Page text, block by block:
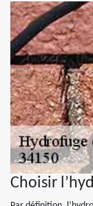
Choisir